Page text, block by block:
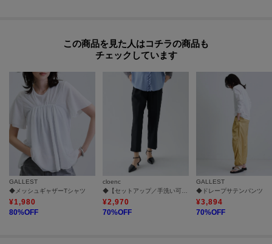
この商品を見た人はコチラの商品も
チェックしています
GALLEST
◆メッシュギャザーTシャツ
¥1,980
80%OFF
cloenc
¥2,970
70%OFF
GALLEST
◆ドレープサテンパンツ
¥3,894
70%OFF